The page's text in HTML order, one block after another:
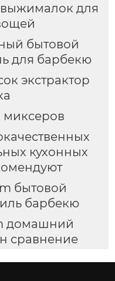
для
бытовой
для барбекю
экстрактор
кухонных
бытовой
барбекю
домашний
сравнение